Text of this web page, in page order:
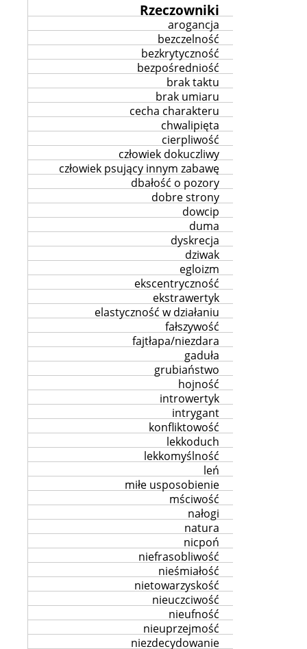
Rzeczowniki
arogancja
bezczelność
bezkrytyczność
bezpośredniość
brak taktu
brak umiaru
cecha charakteru
chwalipięta
cierpliwość
człowiek dokuczliwy
człowiek psujący innym zabawę
dbałość o pozory
dobre strony
dowcip
duma
dyskrecja
dziwak
egloizm
ekscentryczność
ekstrawertyk
elastyczność w działaniu
fałszywość
fajtłapa/niezdara
gaduła
grubiaństwo
hojność
introwertyk
intrygant
konfliktowość
lekkoduch
lekkomyślność
leń
miłe usposobienie
mściwość
nałogi
natura
nicpoń
niefrasobliwość
nieśmiałość
nietowarzyskość
nieuczciwość
nieufność
nieuprzejmość
niezdecydowanie